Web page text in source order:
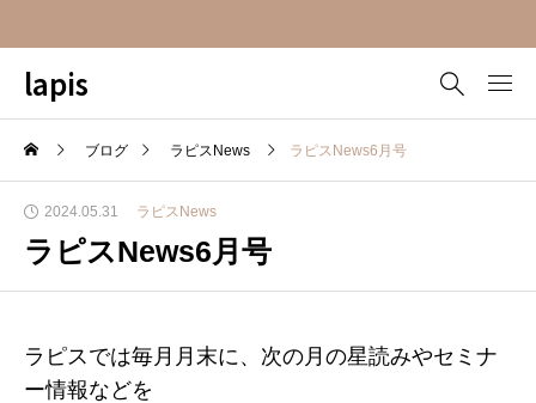
lapis
ブログ ラピスNews ラピスNews6月号
2024.05.31 ラピスNews
ラピスNews6月号
ラピスでは毎月月末に、次の月の星読みやセミナ
ー情報などを